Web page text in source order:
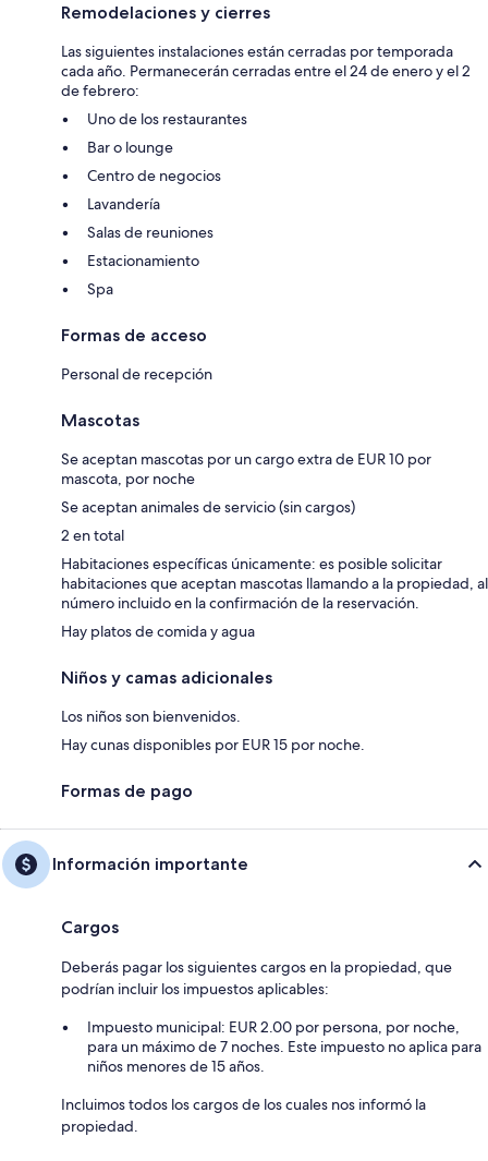
Remodelaciones y cierres
Las siguientes instalaciones están cerradas por temporada
cada año. Permanecerán cerradas entre el 24 de enero y el 2
de febrero:
Uno de los restaurantes
Bar o lounge
Centro de negocios
Lavandería
Salas de reuniones
Estacionamiento
Spa
Formas de acceso
Personal de recepción
Mascotas
Se aceptan mascotas por un cargo extra de EUR 10 por
mascota, por noche
Se aceptan animales de servicio (sin cargos)
2 en total
Habitaciones específicas únicamente: es posible solicitar
habitaciones que aceptan mascotas llamando a la propiedad, al
número incluido en la confirmación de la reservación.
Hay platos de comida y agua
Niños y camas adicionales
Los niños son bienvenidos.
Hay cunas disponibles por EUR 15 por noche.
Formas de pago
Información importante
Cargos
Deberás pagar los siguientes cargos en la propiedad, que
podrían incluir los impuestos aplicables:
Impuesto municipal: EUR 2.00 por persona, por noche,
para un máximo de 7 noches. Este impuesto no aplica para
niños menores de 15 años.
Incluimos todos los cargos de los cuales nos informó la
propiedad.